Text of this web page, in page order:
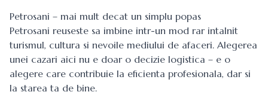
Petrosani – mai mult decat un simplu popas
Petrosani reuseste sa imbine intr-un mod rar intalnit
turismul, cultura si nevoile mediului de afaceri. Alegerea
unei cazari aici nu e doar o decizie logistica – e o
alegere care contribuie la eficienta profesionala, dar si
la starea ta de bine.